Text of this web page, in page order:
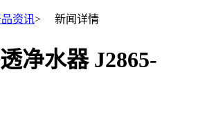
资讯> 新闻详情
净水器 J2865-